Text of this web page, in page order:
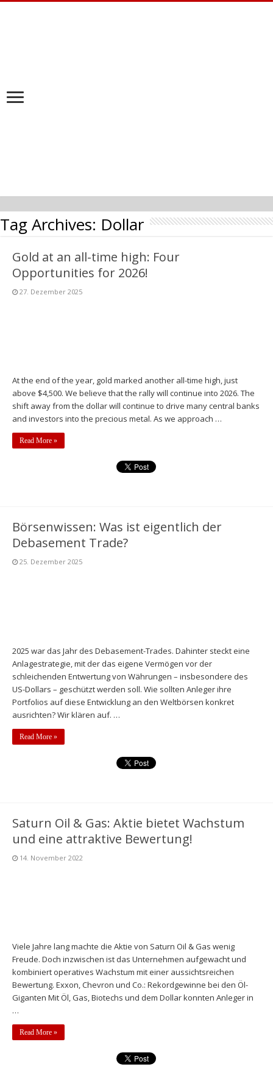
Tag Archives: Dollar
Gold at an all-time high: Four
Opportunities for 2026!
27. Dezember 2025
At the end of the year, gold marked another all-time high, just
above $4,500. We believe that the rally will continue into 2026. The
shift away from the dollar will continue to drive many central banks
and investors into the precious metal. As we approach …
Read More »
Börsenwissen: Was ist eigentlich der
Debasement Trade?
25. Dezember 2025
2025 war das Jahr des Debasement-Trades. Dahinter steckt eine
Anlagestrategie, mit der das eigene Vermögen vor der
schleichenden Entwertung von Währungen – insbesondere des
US-Dollars – geschützt werden soll. Wie sollten Anleger ihre
Portfolios auf diese Entwicklung an den Weltbörsen konkret
ausrichten? Wir klären auf. …
Read More »
Saturn Oil & Gas: Aktie bietet Wachstum
und eine attraktive Bewertung!
14. November 2022
Viele Jahre lang machte die Aktie von Saturn Oil & Gas wenig
Freude. Doch inzwischen ist das Unternehmen aufgewacht und
kombiniert operatives Wachstum mit einer aussichtsreichen
Bewertung. Exxon, Chevron und Co.: Rekordgewinne bei den Öl-
Giganten Mit Öl, Gas, Biotechs und dem Dollar konnten Anleger in
…
Read More »